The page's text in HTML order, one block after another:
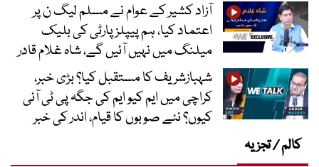
آزاد کشیر کے عوام نے مسلم لیگ ن پر
اعتماد کیا، ہم پیپلز پارٹی کی بلیک
میلنگ میں نہیں آئیں گے، شاہ غلام قادر
شہبازشریف کا مستقبل کیا؟ بڑی خبر،
کراچی میں ایم کیو ایم کی جگہ پی ٹی آئی
کیوں؟ نئے صوبوں کا قیام، اندر کی خبر
کالم / تجزیہ